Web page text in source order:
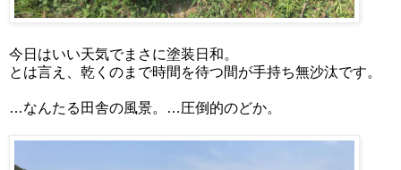
今日はいい天気でまさに塗装日和。
とは言え、乾くのまで時間を待つ間が手持ち無沙汰です。
…なんたる田舎の風景。…圧倒的のどか。